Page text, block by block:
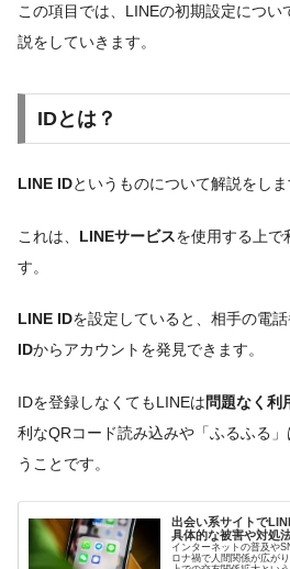
この項目では、LINEの初期設定につ
説をしていきます。
IDとは？
LINE IDというものについて解説をしま
これは、 LINEサービスを使用する上で
す。
LINE IDを設定していると、相手の電
IDからアカウントを発見できます。
IDを登録しなくてもLINEは問題なく利
利なQRコード読み込みや「ふるふる
うことです。
出会い系サイトで
具体的な被害や対処
インターネットの普及や
ロナ禍で人間関係が広が